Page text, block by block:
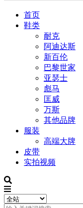
首页
鞋类
耐克
阿迪达斯
新百伦
巴黎世家
亚瑟士
彪马
匡威
万斯
其他品牌
服装
高端大牌
皮带
实拍视频